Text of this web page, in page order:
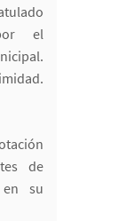
el
de
en su